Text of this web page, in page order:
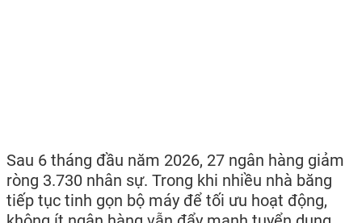
Sau 6 tháng đầu năm 2026, 27 ngân hàng giảm
ròng 3.730 nhân sự. Trong khi nhiều nhà băng
tiếp tục tinh gọn bộ máy để tối ưu hoạt động,